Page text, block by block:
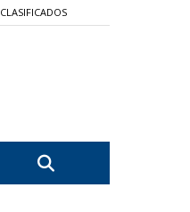
CLASIFICADOS